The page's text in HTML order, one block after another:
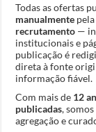
Todas as ofertas
manualmente
recrutamento —
institucionais e
publicação é
direta à fonte
informação fiável.
Com mais de 12
publicadas,
agregação e